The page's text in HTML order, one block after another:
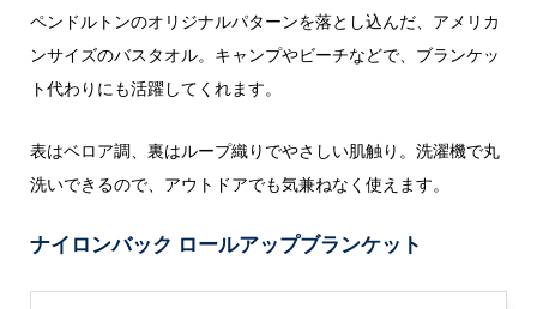
ペンドルトンのオリジナルパターンを落とし込んだ、アメリカ
ンサイズのバスタオル。キャンプやビーチなどで、ブランケッ
ト代わりにも活躍してくれます。
表はベロア調、裏はループ織りでやさしい肌触り。洗濯機で丸
洗いできるので、アウトドアでも気兼ねなく使えます。
ナイロンバック ロールアップブランケット